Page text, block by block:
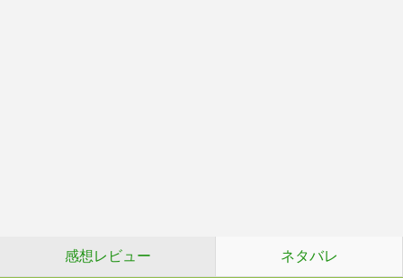
感想レビュー ネタバレ